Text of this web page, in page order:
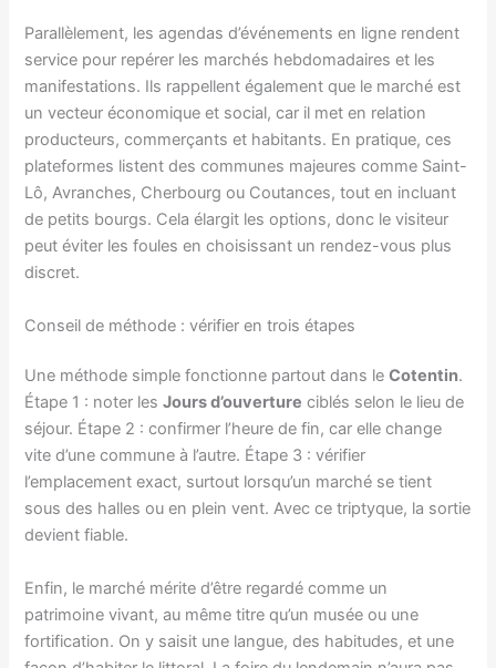
Parallèlement, les agendas d’événements en ligne rendent
service pour repérer les marchés hebdomadaires et les
manifestations. Ils rappellent également que le marché est
un vecteur économique et social, car il met en relation
producteurs, commerçants et habitants. En pratique, ces
plateformes listent des communes majeures comme Saint-
Lô, Avranches, Cherbourg ou Coutances, tout en incluant
de petits bourgs. Cela élargit les options, donc le visiteur
peut éviter les foules en choisissant un rendez-vous plus
discret.
Conseil de méthode : vérifier en trois étapes
Une méthode simple fonctionne partout dans leCotentin.
Étape 1 : noter lesJours d’ouverture ciblés selon le lieu de
séjour. Étape 2 : confirmer l’heure de fin, car elle change
vite d’une commune à l’autre. Étape 3 : vérifier
l’emplacement exact, surtout lorsqu’un marché se tient
sous des halles ou en plein vent. Avec ce triptyque, la sortie
devient fiable.
Enfin, le marché mérite d’être regardé comme un
patrimoine vivant, au même titre qu’un musée ou une
fortification. On y saisit une langue, des habitudes, et une